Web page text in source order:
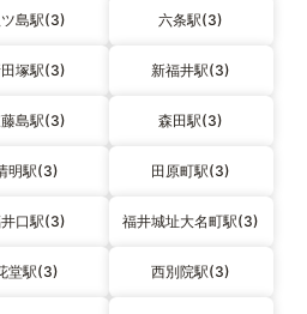
ツ島駅(3) 六条駅(3)
塚駅(3) 新福井駅(3)
島駅(3) 森田駅(3)
明駅(3) 田原町駅(3)
口駅(3) 福井城址大名町駅(3)
堂駅(3) 西別院駅(3)